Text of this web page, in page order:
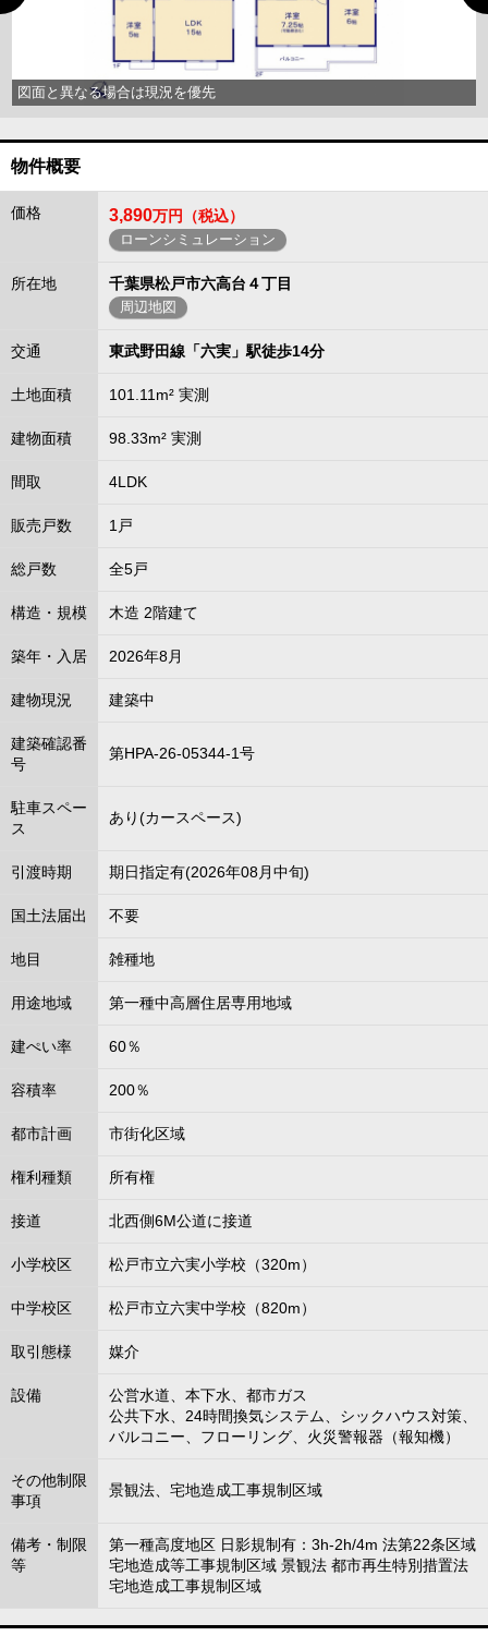
図面と異なる場合は現況を優先
物件概要
価格 3,890万円（税込）
ローンシミュレーション
所在地 千葉県松戸市六高台４丁目
周辺地図
交通 東武野田線「六実」駅徒歩14分
土地面積 101.11m² 実測
建物面積 98.33m² 実測
間取 4LDK
販売戸数 1戸
総戸数 全5戸
構造・規模 木造 2階建て
築年・入居 2026年8月
建物現況 建築中
建築確認番
号
第HPA-26-05344-1号
駐車スペー
ス
あり(カースペース)
引渡時期 期日指定有(2026年08月中旬)
国土法届出 不要
地目 雑種地
用途地域 第一種中高層住居専用地域
建ぺい率 60％
容積率 200％
都市計画 市街化区域
権利種類 所有権
接道 北西側6M公道に接道
小学校区 松戸市立六実小学校（320m）
中学校区 松戸市立六実中学校（820m）
取引態様 媒介
設備
公営水道、本下水、都市ガス
公共下水、24時間換気システム、シックハウス対策、
バルコニー、フローリング、火災警報器（報知機）
その他制限
事項
景観法、宅地造成工事規制区域
備考・制限
等
第一種高度地区 日影規制有：3h-2h/4m 法第22条区域
宅地造成等工事規制区域 景観法 都市再生特別措置法
宅地造成工事規制区域